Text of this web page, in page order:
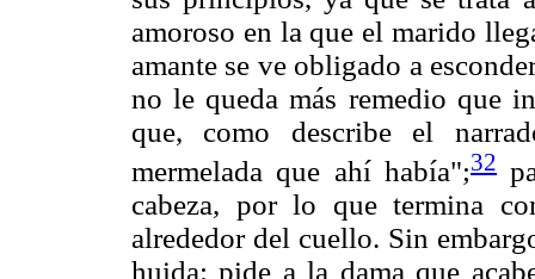
amoroso en la que el marido
amante se ve obligado a
no le queda más remedio que
que, como describe el
mermelada que ahí había";32
cabeza, por lo que termina
alrededor del cuello. Sin
huida: pide a la dama que